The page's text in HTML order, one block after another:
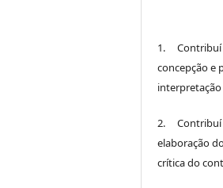
1. Contribuí
concepção e
2. Contribuí
elaboração
crítica do